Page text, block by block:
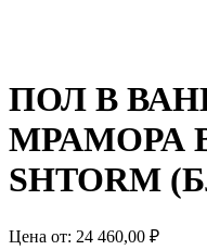
ПОЛ В
МРАМОРА
SHTORM
Цена от: 24 460,00 ₽